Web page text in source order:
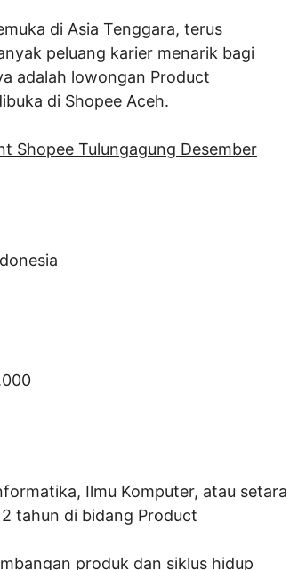
di Asia Tenggara, terus
peluang karier menarik bagi
adalah lowongan Product
di Shopee Aceh.
Shopee Tulungagung Desember
Ilmu Komputer, atau setara
tahun di bidang Product
produk dan siklus hidup